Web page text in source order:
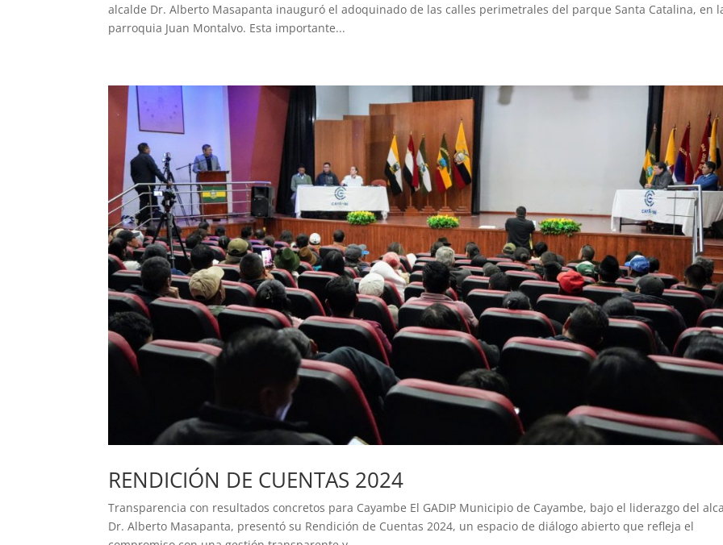
alcalde Dr. Alberto Masapanta inauguró el adoquinado de las calles perimetrales del parque Santa Catalina, en
parroquia Juan Montalvo. Esta importante...
RENDICIÓN DE CUENTAS 2024
Transparencia con resultados concretos para Cayambe El GADIP Municipio de Cayambe, bajo el liderazgo del
Dr. Alberto Masapanta, presentó su Rendición de Cuentas 2024, un espacio de diálogo abierto que refleja el